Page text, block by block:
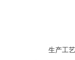
生产工艺